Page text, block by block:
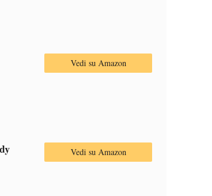
Vedi su Amazon
Vedi su Amazon